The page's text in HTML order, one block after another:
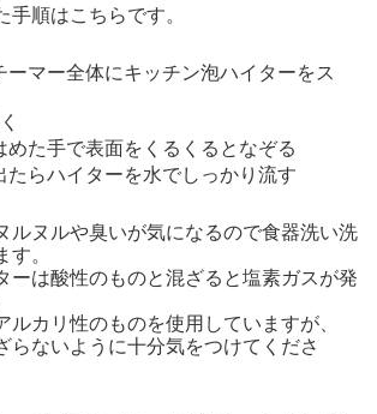
手順はこちらです。
ーマー全体にキッチン泡ハイターをス
めた手で表面をくるくるとなぞる
たらハイターを水でしっかり流す
ルヌルや臭いが気になるので食器洗い洗
す。
ーは酸性のものと混ざると塩素ガスが発
カリ性のものを使用していますが、
ないように十分気をつけてくださ